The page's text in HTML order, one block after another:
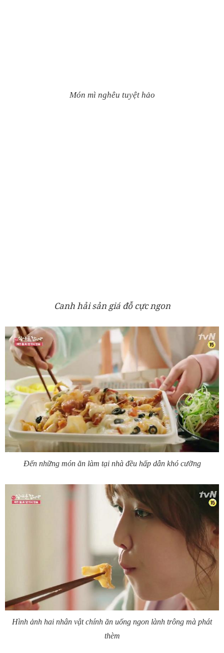
Món mì nghêu tuyệt hảo
Canh hải sản giá đỗ cực ngon
Đến những món ăn làm tại nhà đều hấp dẫn khó cưỡng
Hình ảnh hai nhân vật chính ăn uống ngon lành trông mà phát
thèm